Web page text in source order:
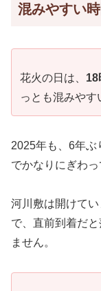
混みやすい
花火の日は、 18
っとも混みやす
2025年も、6年ぶ
でかなりにぎわっ
河川敷は開けて
で、直前到着だ
ません。